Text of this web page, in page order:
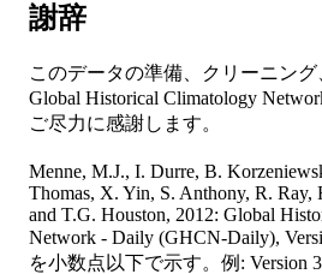
謝辞
このデータの準備、クリーニン
Global Historical Climatology
ご尽力に感謝します。
Menne, M.J., I. Durre, B.
Thomas, X. Yin, S. Anthony, R. Ray,
and T.G. Houston, 2012: Global
Network - Daily (GHCN-Daily),
を小数点以下で示す。例: Version